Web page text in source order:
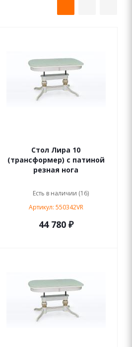
Стол Лира 10
(трансформер) с патиной
резная нога
Есть в наличии (16)
Артикул: 550342VR
44 780 ₽